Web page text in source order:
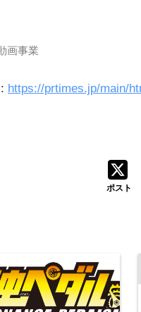
画事業
https://prtimes.jp/main/
ポスト